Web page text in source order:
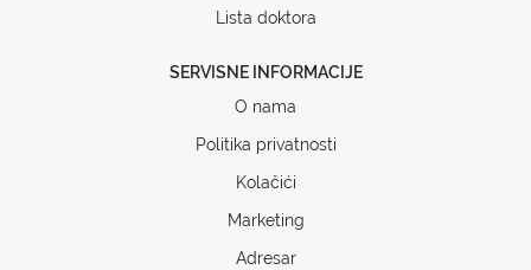
Lista doktora
SERVISNE INFORMACIJE
O nama
Politika privatnosti
Kolačići
Marketing
Adresar